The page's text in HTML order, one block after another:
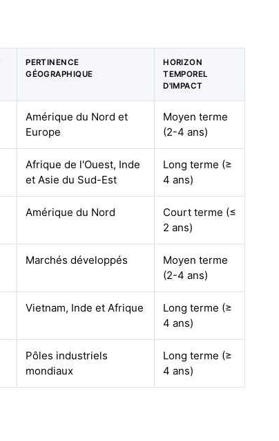
PERTINENCE
GÉOGRAPHIQUE
HORIZON
TEMPOREL
D'IMPACT
Amérique du Nord et
Europe
Moyen terme
(2-4 ans)
Afrique de l'Ouest, Inde
et Asie du Sud-Est
Long terme (≥
4 ans)
Amérique du Nord
Court terme (≤
2 ans)
Marchés développés
Moyen terme
(2-4 ans)
Vietnam, Inde et Afrique
Long terme (≥
4 ans)
Pôles industriels
mondiaux
Long terme (≥
4 ans)